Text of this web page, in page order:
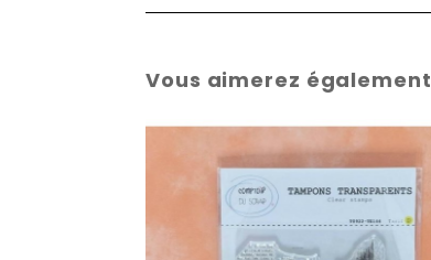
Vous aimerez également